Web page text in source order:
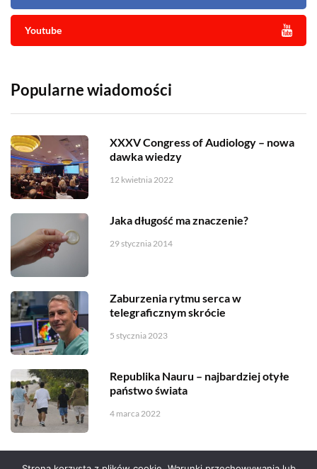
Youtube
Popularne wiadomości
XXXV Congress of Audiology – nowa
dawka wiedzy
12 kwietnia 2022
Jaka długość ma znaczenie?
29 stycznia 2014
Zaburzenia rytmu serca w
telegraficznym skrócie
5 stycznia 2023
Republika Nauru – najbardziej otyłe
państwo świata
4 marca 2022